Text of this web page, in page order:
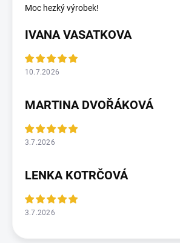
Moc hezký výrobek!
IVANA VASATKOVA
10.7.2026
MARTINA DVOŘÁKOVÁ
3.7.2026
LENKA KOTRČOVÁ
3.7.2026